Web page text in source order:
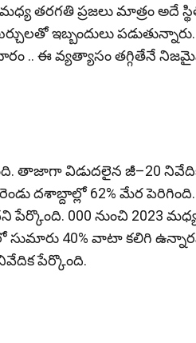
త‌ర‌గ‌తి ప్ర‌జ‌లు మాత్రం అదే
ఇబ్బందులు
.. ఈ వ్యత్యాసం తగ్గితేనే
తాజాగా విడుదలైన జీ–20
దశాబ్దాల్లో 62% మేర
పేర్కొంది. 000 నుంచి 2023
సుమారు 40% వాటా కలిగి
పేర్కొంది.